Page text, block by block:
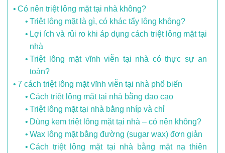
Có nên triệt lông mặt tại nhà không?
Triệt lông mặt là gì, có khác tẩy lông không?
Lợi ích và rủi ro khi áp dụng cách triệt lông mặt tại
nhà
Triệt lông mặt vĩnh viễn tại nhà có thực sự an
toàn?
7 cách triệt lông mặt vĩnh viễn tại nhà phổ biến
Cách triệt lông mặt tại nhà bằng dao cạo
Triệt lông mặt tại nhà bằng nhíp và chỉ
Dùng kem triệt lông mặt tại nhà – có nên không?
Wax lông mặt bằng đường (sugar wax) đơn giản
Cách triệt lông mặt tại nhà bằng mặt nạ thiên